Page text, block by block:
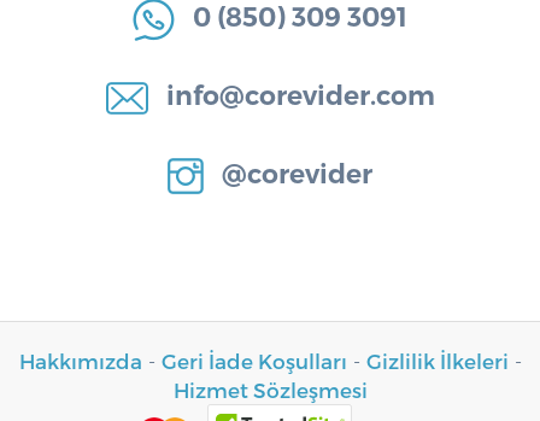
0 (850) 309 3091
info@corevider.com
@corevider
Hakkımızda - Geri İade Koşulları - Gizlilik İlkeleri -
Hizmet Sözleşmesi